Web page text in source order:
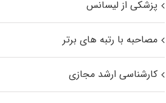
پزشکی از لیسانس
مصاحبه با رتبه های برتر
کارشناسی ارشد مجازی